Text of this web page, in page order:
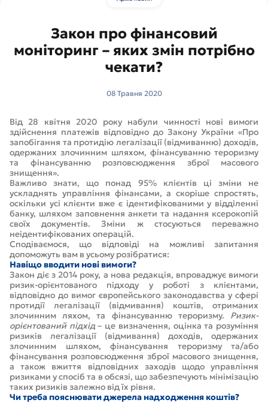
Закон про фінансовий
моніторинг – яких змін потрібно
чекати?
08 Травня 2020
Від 28 квітня 2020 року набули чинності нові вимоги
здійснення платежів відповідно до Закону України «Про
запобігання та протидію легалізації (відмиванню) доходів,
одержаних злочинним шляхом, фінансуванню тероризму
та фінансуванню розповсюдження зброї масового
знищення».
Важливо знати, що понад 95% клієнтів ці зміни не
ускладнять управління фінансами, а скоріше спростять,
оскільки усі клієнти вже є ідентифікованими у відділенні
банку, шляхом заповнення анкети та надання ксерокопій
своїх документів. Зміни ж стосуються переважно
неідентифікованих операцій.
Сподіваємося, що відповіді на можливі запитання
допоможуть вам в усьому розібратися:
Навіщо вводити нові вимоги?
Закон діє з 2014 року, а нова редакція, впроваджує вимоги
ризик-орієнтованого підходу у роботі з клієнтами,
відповідно до вимог європейського законодавства у сфері
протидії легалізації (відмивання) коштів, отриманих
злочинним ляхом, та фінансуванню тероризму. Ризик-
орієнтований підхід– це визначення, оцінка та розуміння
ризиків легалізації (відмивання) доходів, одержаних
злочинним шляхом, фінансування тероризму та/або
фінансування розповсюдження зброї масового знищення,
а також вжиття відповідних заходів щодо управління
ризиками у спосіб та в обсязі, що забезпечують мінімізацію
таких ризиків залежно від їх рівня.
Чи треба пояснювати джерела надходження коштів?